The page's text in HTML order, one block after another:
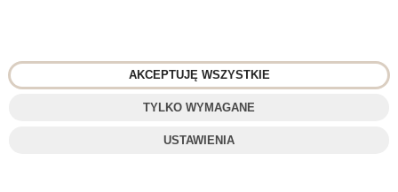
AKCEPTUJĘ WSZYSTKIE
TYLKO WYMAGANE
USTAWIENIA